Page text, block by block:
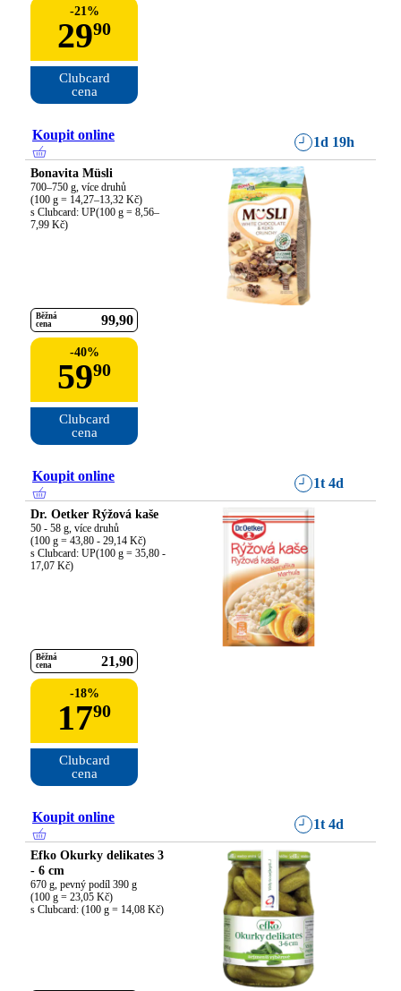
-21%
2990
Clubcard
cena
Koupit online 1d 19h
Bonavita Müsli
700–750 g, více druhů
(100 g = 14,27–13,32 Kč)
s Clubcard: UP(100 g = 8,56–
7,99 Kč)
Běžná
cena
99 90
-40%
5990
Clubcard
cena
Koupit online 1t 4d
Dr. Oetker Rýžová kaše
50 - 58 g, více druhů
(100 g = 43,80 - 29,14 Kč)
s Clubcard: UP(100 g = 35,80 -
17,07 Kč)
Běžná
cena
21 90
-18%
1790
Clubcard
cena
Koupit online 1t 4d
Efko Okurky delikates 3
- 6 cm
670 g, pevný podíl 390 g
(100 g = 23,05 Kč)
s Clubcard: (100 g = 14,08 Kč)